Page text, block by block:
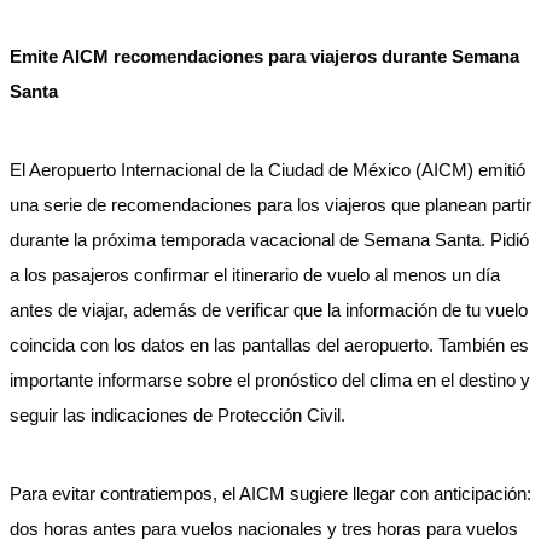
Emite AICM recomendaciones para viajeros durante Semana
Santa
El Aeropuerto Internacional de la Ciudad de México (AICM) emitió
una serie de recomendaciones para los viajeros que planean partir
durante la próxima temporada vacacional de Semana Santa. Pidió
a los pasajeros confirmar el itinerario de vuelo al menos un día
antes de viajar, además de verificar que la información de tu vuelo
coincida con los datos en las pantallas del aeropuerto. También es
importante informarse sobre el pronóstico del clima en el destino y
seguir las indicaciones de Protección Civil.
Para evitar contratiempos, el AICM sugiere llegar con anticipación:
dos horas antes para vuelos nacionales y tres horas para vuelos